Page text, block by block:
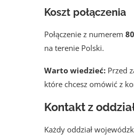
Koszt połączenia
Połączenie z numerem
na terenie Polski.
Warto wiedzieć: Przed
które chcesz omówić z
Kontakt z
Każdy oddział